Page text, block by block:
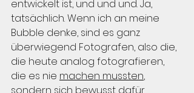
entwickelt ist, und und und. Ja,
tatsächlich. Wenn ich an meine
Bubble denke, sind es ganz
überwiegend Fotografen, also die,
die heute analog fotografieren,
die es nie machen mussten,
sondern sich bewusst dafür